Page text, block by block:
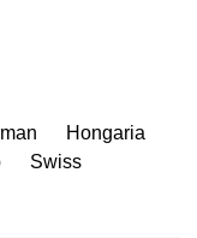
Hongaria
Swiss